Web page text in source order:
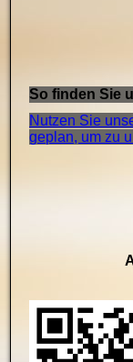
So finden Sie
Nutzen Sie
ge­plan, um zu